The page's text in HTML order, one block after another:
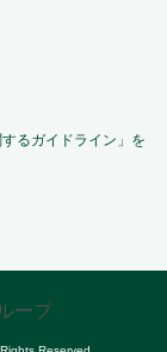
るガイドライン」を